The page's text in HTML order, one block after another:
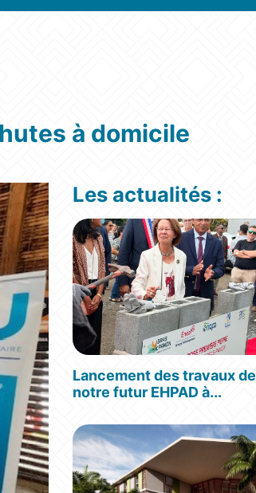
à domicile
Les actualités :
Lancement des travaux de
notre futur EHPAD à...